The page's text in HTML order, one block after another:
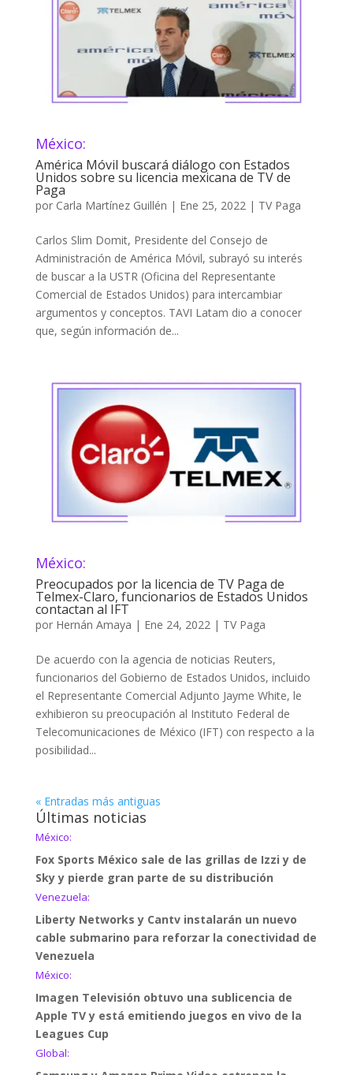
México:
América Móvil buscará diálogo con Estados
Unidos sobre su licencia mexicana de TV de
Paga
por Carla Martínez Guillén | Ene 25, 2022| TV Paga
Carlos Slim Domit, Presidente del Consejo de
Administración de América Móvil, subrayó su interés
de buscar a la USTR (Oficina del Representante
Comercial de Estados Unidos) para intercambiar
argumentos y conceptos. TAVI Latam dio a conocer
que, según información de...
México:
Preocupados por la licencia de TV Paga de
Telmex-Claro, funcionarios de Estados Unidos
contactan al IFT
por Hernán Amaya | Ene 24, 2022 | TV Paga
De acuerdo con la agencia de noticias Reuters,
funcionarios del Gobierno de Estados Unidos, incluido
el Representante Comercial Adjunto Jayme White, le
exhibieron su preocupación al Instituto Federal de
Telecomunicaciones de México (IFT) con respecto a la
posibilidad...
« Entradas más antiguas
Últimas noticias
México:
Fox Sports México sale de las grillas de Izzi y de
Sky y pierde gran parte de su distribución
Venezuela:
Liberty Networks y Cantv instalarán un nuevo
cable submarino para reforzar la conectividad de
Venezuela
México:
Imagen Televisión obtuvo una sublicencia de
Apple TV y está emitiendo juegos en vivo de la
Leagues Cup
Global: